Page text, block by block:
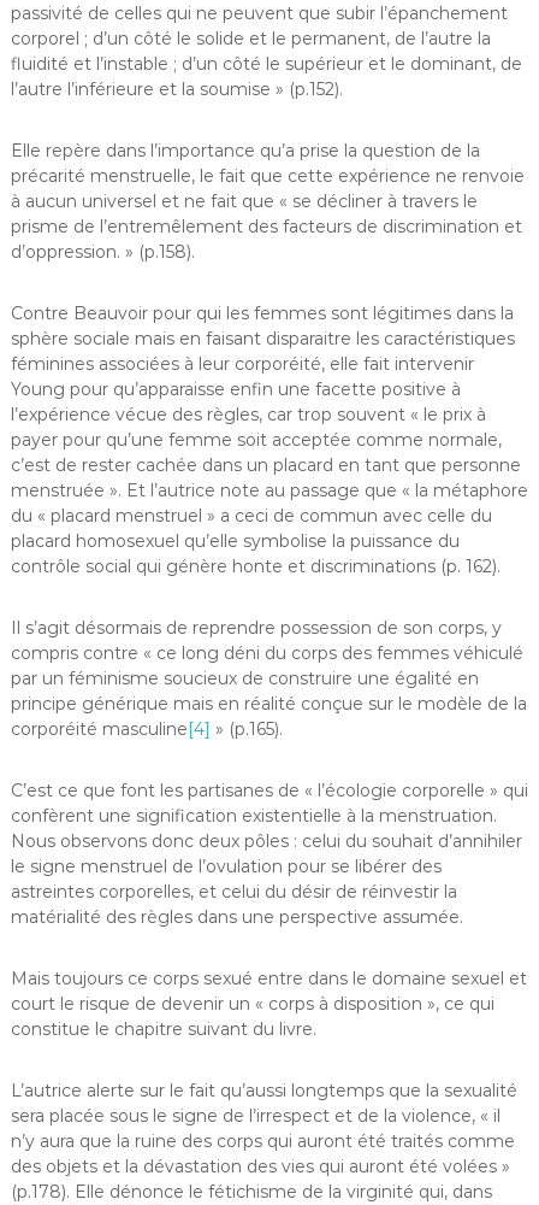
passivité de celles qui ne peuvent que subir l’épanchement
corporel ; d’un côté le solide et le permanent, de l’autre la
fluidité et l’instable ; d’un côté le supérieur et le dominant, de
l’autre l’inférieure et la soumise » (p.152).
Elle repère dans l’importance qu’a prise la question de la
précarité menstruelle, le fait que cette expérience ne renvoie
à aucun universel et ne fait que « se décliner à travers le
prisme de l’entremêlement des facteurs de discrimination et
d’oppression. » (p.158).
Contre Beauvoir pour qui les femmes sont légitimes dans la
sphère sociale mais en faisant disparaitre les caractéristiques
féminines associées à leur corporéité, elle fait intervenir
Young pour qu’apparaisse enfin une facette positive à
l’expérience vécue des règles, car trop souvent « le prix à
payer pour qu’une femme soit acceptée comme normale,
c’est de rester cachée dans un placard en tant que personne
menstruée ». Et l’autrice note au passage que « la métaphore
du « placard menstruel » a ceci de commun avec celle du
placard homosexuel qu’elle symbolise la puissance du
contrôle social qui génère honte et discriminations (p. 162).
Il s’agit désormais de reprendre possession de son corps, y
compris contre « ce long déni du corps des femmes véhiculé
par un féminisme soucieux de construire une égalité en
principe générique mais en réalité conçue sur le modèle de la
corporéité masculine[4] » (p.165).
C’est ce que font les partisanes de « l’écologie corporelle » qui
confèrent une signification existentielle à la menstruation.
Nous observons donc deux pôles : celui du souhait d’annihiler
le signe menstruel de l’ovulation pour se libérer des
astreintes corporelles, et celui du désir de réinvestir la
matérialité des règles dans une perspective assumée.
Mais toujours ce corps sexué entre dans le domaine sexuel et
court le risque de devenir un « corps à disposition », ce qui
constitue le chapitre suivant du livre.
L’autrice alerte sur le fait qu’aussi longtemps que la sexualité
sera placée sous le signe de l’irrespect et de la violence, « il
n’y aura que la ruine des corps qui auront été traités comme
des objets et la dévastation des vies qui auront été volées »
(p.178). Elle dénonce le fétichisme de la virginité qui, dans